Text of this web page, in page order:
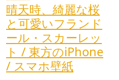
晴天時、綺麗な桜
と可愛いフランド
ール・スカーレッ
ト / 東方のiPhone
/ スマホ壁紙